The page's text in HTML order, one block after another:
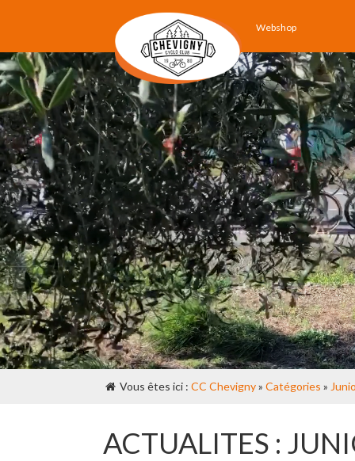
Webshop
Vous êtes ici : CC Chevigny» Catégories »
ACTUALITES :